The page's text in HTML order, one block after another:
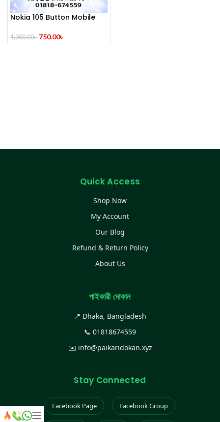
Nokia 105 Button Mobile
1,000.00৳ 750.00৳
Quick Access
Shop Now
My Account
Our Blog
Refund & Return Policy
About Us
পাইকারী দোকান
📍 Dhaka, Bangladesh
📞 01818674559
✉️ info@paikaridokan.xyz
Stay Connected
Facebook Page Facebook Group